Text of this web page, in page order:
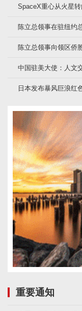
SpaceX重心从火星
陈立总领事在驻纽约
陈立总领事向领区侨
中国驻美大使：人文
日本发布暴风巨浪红
重要通知